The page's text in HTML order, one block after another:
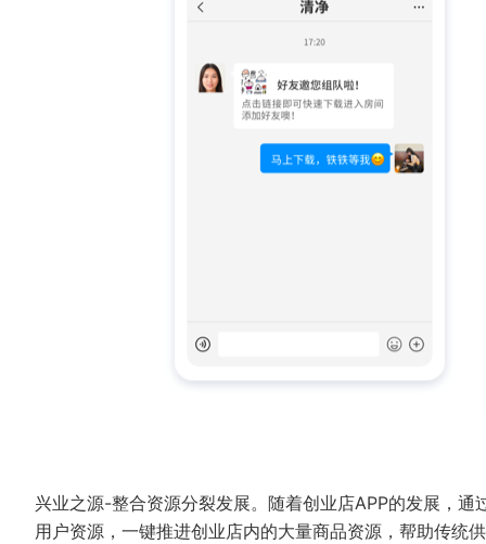
兴业之源-整合资源分裂发展。随着创业店APP的发展，
用户资源，一键推进创业店内的大量商品资源，帮助传统